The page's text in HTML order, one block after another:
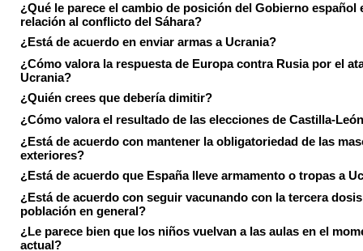
¿Qué le parece el cambio de posición del Gobierno español
relación al conflicto del Sáhara?
¿Está de acuerdo en enviar armas a Ucrania?
¿Cómo valora la respuesta de Europa contra Rusia por el
Ucrania?
¿Quién crees que debería dimitir?
¿Cómo valora el resultado de las elecciones de Castilla-
¿Está de acuerdo con mantener la obligatoriedad de las
exteriores?
¿Está de acuerdo que España lleve armamento o tropas a
¿Está de acuerdo con seguir vacunando con la tercera
población en general?
¿Le parece bien que los niños vuelvan a las aulas en el
actual?